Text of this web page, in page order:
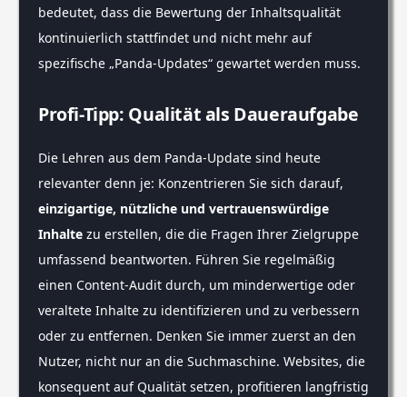
bedeutet, dass die Bewertung der Inhaltsqualität
kontinuierlich stattfindet und nicht mehr auf
spezifische „Panda-Updates“ gewartet werden muss.
Profi-Tipp: Qualität als Daueraufgabe
Die Lehren aus dem Panda-Update sind heute
relevanter denn je: Konzentrieren Sie sich darauf,
einzigartige, nützliche und vertrauenswürdige
Inhalte zu erstellen, die die Fragen Ihrer Zielgruppe
umfassend beantworten. Führen Sie regelmäßig
einen Content-Audit durch, um minderwertige oder
veraltete Inhalte zu identifizieren und zu verbessern
oder zu entfernen. Denken Sie immer zuerst an den
Nutzer, nicht nur an die Suchmaschine. Websites, die
konsequent auf Qualität setzen, profitieren langfristig